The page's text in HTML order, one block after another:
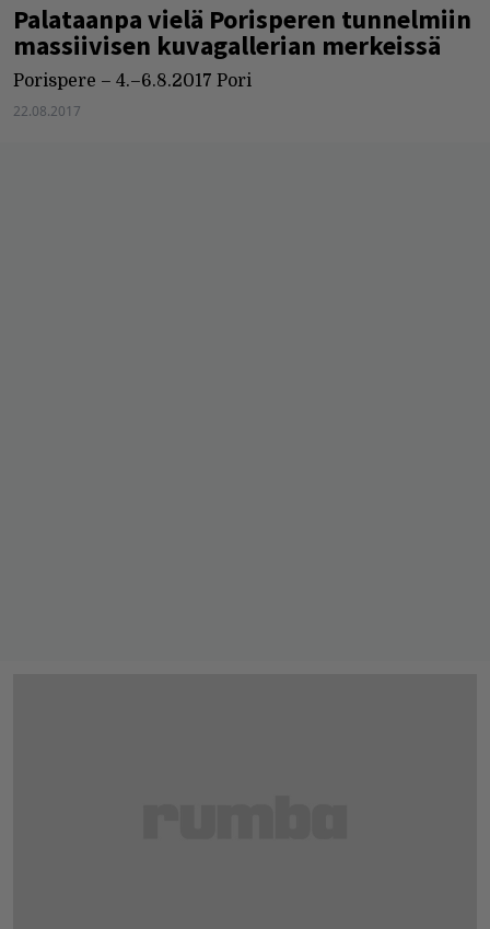
Palataanpa vielä Porisperen tunnelmiin
massiivisen kuvagallerian merkeissä
Porispere – 4.–6.8.2017 Pori
22.08.2017